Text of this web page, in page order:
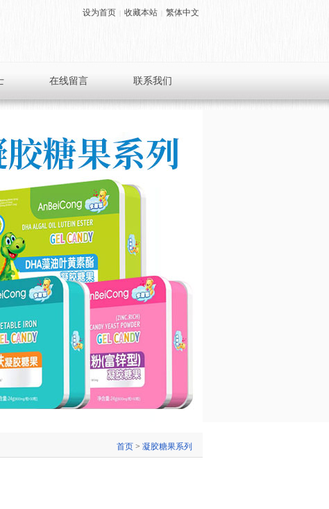
设为首页 收藏本站 繁体中文
在线留言 联系我们
首页 > 凝胶糖果系列